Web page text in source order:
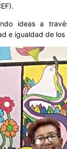
ideas a
e igualdad de